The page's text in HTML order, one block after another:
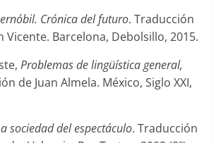
Crónica del futuro. Traducción
Vicente. Barcelona, Debolsillo, 2015.
Problemas de lingüística general,
de Juan Almela. México, Siglo XXI,
sociedad del espectáculo. Traducción